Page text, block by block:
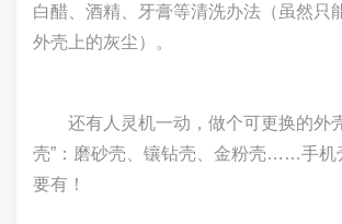
白醋、酒精、牙膏等清洗办法（虽然只
外壳上的灰尘）。
还有人灵机一动，做个可更换的
壳”：磨砂壳、镶钻壳、金粉壳……手机
要有！